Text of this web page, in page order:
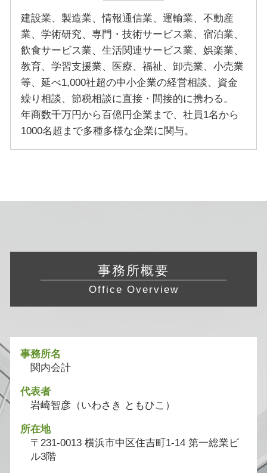
建設業、製造業、情報通信業、運輸業、不動産
業、学術研究、専門・技術サービス業、宿泊業、
飲食サービス業、生活関連サービス業、娯楽業、
教育、学習支援業、医療、福祉、卸売業、小売業
等、延べ1,000社超の中小企業の経営相談、資金
繰り相談、節税相談に直接・間接的に携わる。
年商数千万円から百億円企業まで、社員1名から
1000名超まで多種多様な企業に関与。
事務所概要
Office Overview
事務所名
関内会計
代表者
岩崎智彦（いわさき ともひこ）
所在地
〒231-0013 横浜市中区住吉町1-14 第一総業ビ
ル3階